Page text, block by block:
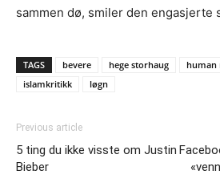
sammen dø, smiler den engasjerte
TAGS bevere hege storhaug human
islamkritikk
løgn
Previous article
5 ting du ikke visste om Justin
Bieber